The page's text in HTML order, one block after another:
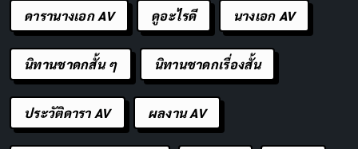
ดารานางเอก AV ดูอะไรดี นางเอก AV
นิทานชาดกสั้น ๆ นิทานชาดกเรื่องสั้น
ประวัติดารา AV ผลงาน AV